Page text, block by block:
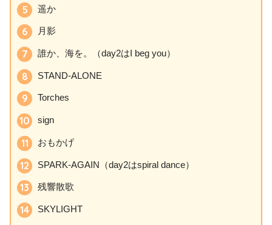
遥か
月影
誰か、海を。（day2はI beg you）
STAND-ALONE
Torches
sign
おもかげ
SPARK-AGAIN（day2はspiral dance）
残響散歌
SKYLIGHT